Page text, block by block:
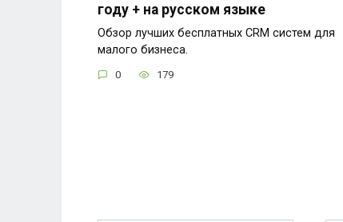
году + на русском языке
Обзор лучших бесплатных CRM систем для
малого бизнеса.
0 179